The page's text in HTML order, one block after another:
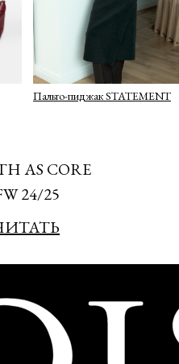
Пальто-пиджак STATEMENT
AS CORE
24/25
Подписаться